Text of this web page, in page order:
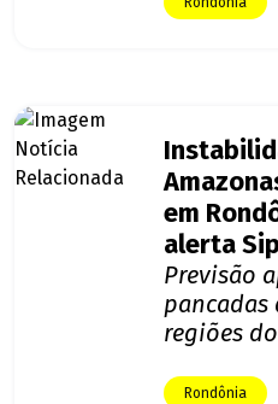
em
alerta
Previsão
pancadas
regiões
Rondônia